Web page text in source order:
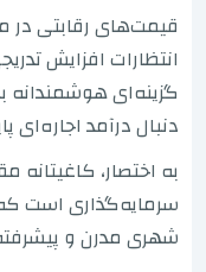
قیمت‌های رقابتی در
انتظارات افزایش
گزینه‌ای
دنبال درآمد اجاره‌ای
به اختصار،
سرمایه‌گذاری است
شهری مدرن و